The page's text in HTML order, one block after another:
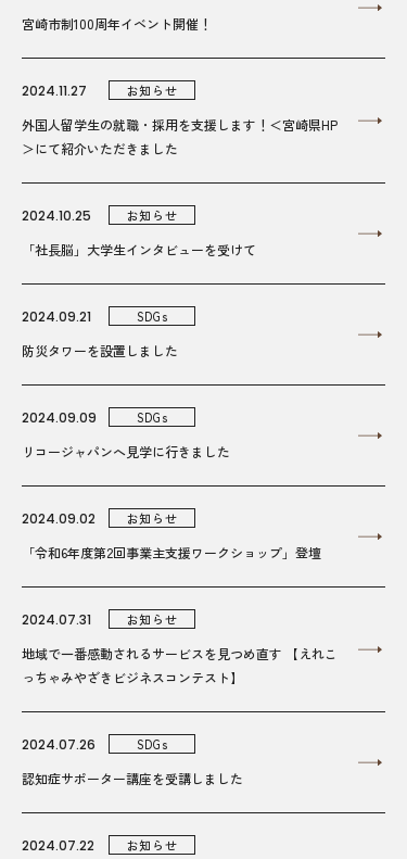
宮崎市制100周年イベント開催！
2024.11.27 お知らせ
外国人留学生の就職・採用を支援します！＜宮崎県HP
＞にて紹介いただきました
2024.10.25 お知らせ
「社長脳」大学生インタビューを受けて
2024.09.21 SDGs
防災タワーを設置しました
2024.09.09 SDGs
リコージャパンへ見学に行きました
2024.09.02 お知らせ
「令和6年度第2回事業主支援ワークショップ」登壇
2024.07.31 お知らせ
地域で一番感動されるサービスを見つめ直す 【えれこ
っちゃみやざきビジネスコンテスト】
2024.07.26 SDGs
認知症サポーター講座を受講しました
2024.07.22 お知らせ